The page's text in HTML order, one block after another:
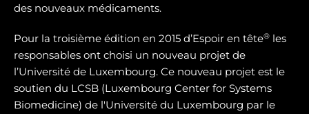
des nouveaux médicaments.
Pour la troisième édition en 2015 d’Espoir en tête® les
responsables ont choisi un nouveau projet de
l’Université de Luxembourg. Ce nouveau projet est le
soutien du LCSB (Luxembourg Center for Systems
Biomedicine) de l'Université du Luxembourg par le